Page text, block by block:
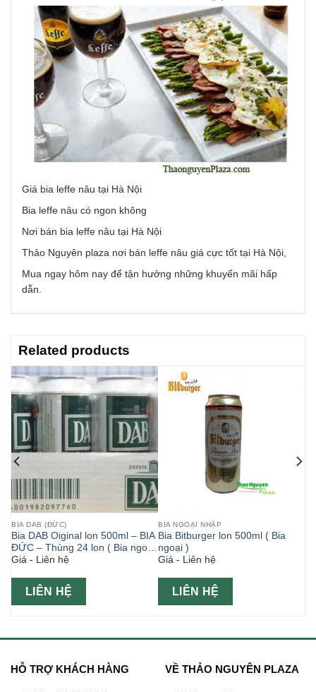
Giá bia leffe nâu tại Hà Nội
Bia leffe nâu có ngon không
Nơi bán bia leffe nâu tại Hà Nội
Thảo Nguyên plaza nơi bán leffe nâu giá cực tốt tại Hà Nội,
Mua ngay hôm nay để tận hưởng những khuyến mãi hấp
dẫn.
Related products
BIA DAB (ĐỨC)
Bia DAB Oiginal lon 500ml – BIA
ĐỨC – Thùng 24 lon ( Bia ngoại
)
Giá - Liên hệ
LIÊN HỆ
BIA NGOẠI NHẬP
Bia Bitburger lon 500ml ( Bia
ngoại )
Giá - Liên hệ
LIÊN HỆ
HỖ TRỢ KHÁCH HÀNG VỀ THẢO NGUYÊN PLAZA